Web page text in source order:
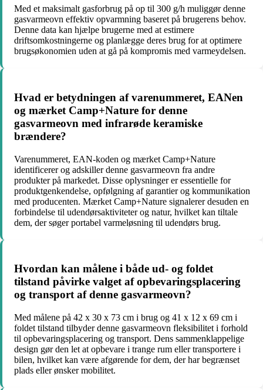
Med et maksimalt gasforbrug på op til 300 g/h muliggør denne
gasvarmeovn effektiv opvarmning baseret på brugerens behov.
Denne data kan hjælpe brugerne med at estimere
driftsomkostningerne og planlægge deres brug for at optimere
brugsøkonomien uden at gå på kompromis med varmeydelsen.
Hvad er betydningen af varenummeret, EANen
og mærket Camp+Nature for denne
gasvarmeovn med infrarøde keramiske
brændere?
Varenummeret, EAN-koden og mærket Camp+Nature
identificerer og adskiller denne gasvarmeovn fra andre
produkter på markedet. Disse oplysninger er essentielle for
produktgenkendelse, opfølgning af garantier og kommunikation
med producenten. Mærket Camp+Nature signalerer desuden en
forbindelse til udendørsaktiviteter og natur, hvilket kan tiltale
dem, der søger portabel varmeløsning til udendørs brug.
Hvordan kan målene i både ud- og foldet
tilstand påvirke valget af opbevaringsplacering
og transport af denne gasvarmeovn?
Med målene på 42 x 30 x 73 cm i brug og 41 x 12 x 69 cm i
foldet tilstand tilbyder denne gasvarmeovn fleksibilitet i forhold
til opbevaringsplacering og transport. Dens sammenklappelige
design gør den let at opbevare i trange rum eller transportere i
bilen, hvilket kan være afgørende for dem, der har begrænset
plads eller ønsker mobilitet.